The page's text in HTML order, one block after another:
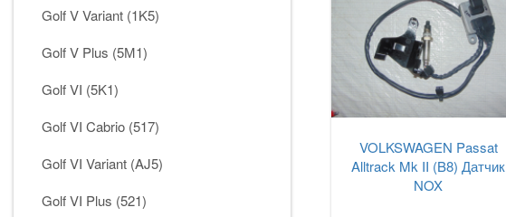
Golf V Variant (1K5)
Golf V Plus (5М1)
Golf VI (5K1)
Golf VI Cabrio (517)
Golf VI Variant (AJ5)
Golf VI Plus (521)
VOLKSWAGEN Passat
Alltrack Mk II (B8) Датчик
NOX